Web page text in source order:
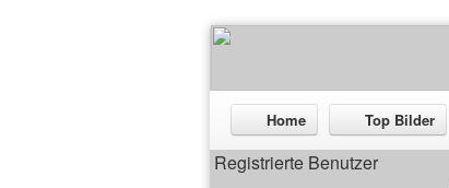
Home Top Bilder
Registrierte Benutzer